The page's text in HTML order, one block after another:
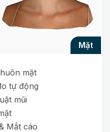
mặt
mặt
tự động
mũi
Mắt cáo